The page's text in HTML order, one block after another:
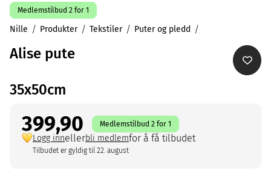
Medlemstilbud 2 for 1
Nille Produkter Tekstiler Puter og pledd
Alise pute
35x50cm
399,90 Medlemstilbud 2 for 1
Logg innellerbli medlemfor å få tilbudet
Tilbudet er gyldig til 22. august